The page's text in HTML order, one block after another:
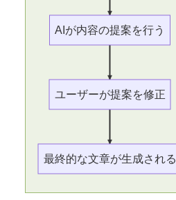
AIが内容の提案を行う
ユーザーが提案を修正
最終的な文章が生成される